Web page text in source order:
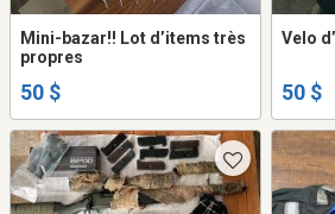
Mini-bazar!! Lot d’items très
propres
50 $
Velo
50 $